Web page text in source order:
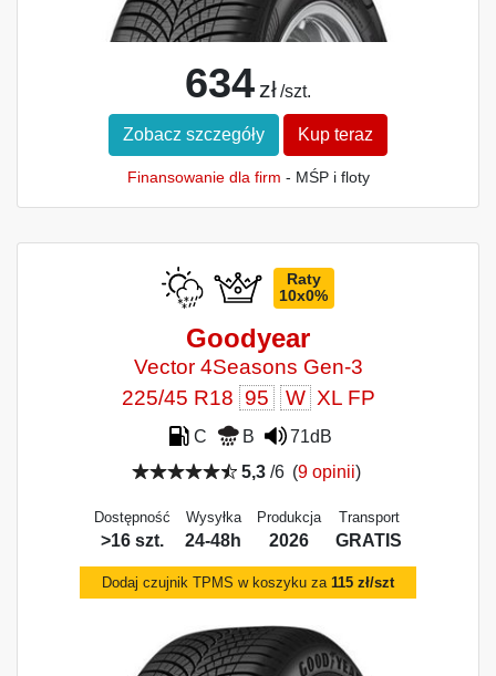
634 zł /szt.
Zobacz szczegóły Kup teraz
Finansowanie dla firm - MŚP i floty
Raty
10x0%
Goodyear
Vector 4Seasons Gen-3
225/45 R18 95 W XL FP
C B
71dB
5,3 /6 (9 opinii)
Dostępność
>16 szt.
Wysyłka
24-48h
Produkcja
2026
Transport
GRATIS
Dodaj czujnik TPMS w koszyku za 115 zł/szt